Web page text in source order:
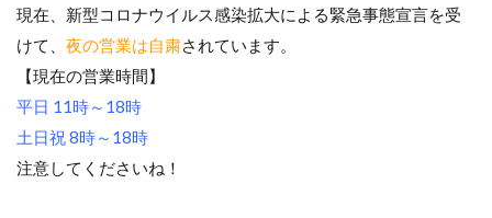
現在、新型コロナウイルス感染拡大による緊急事態宣言を受
けて、 夜の営業は自粛されています。
【現在の営業時間】
平日 11時～18時
土日祝 8時～18時
注意してくださいね！